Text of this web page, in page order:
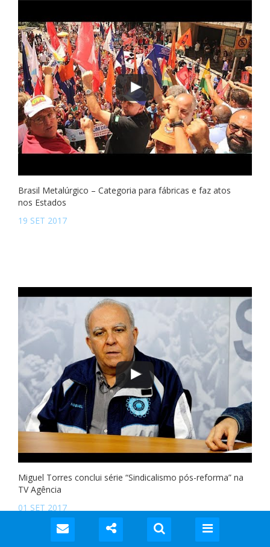
Brasil Metalúrgico – Categoria para fábricas e faz atos
nos Estados
19 SET 2017
Miguel Torres conclui série “Sindicalismo pós-reforma” na
TV Agência
01 SET 2017